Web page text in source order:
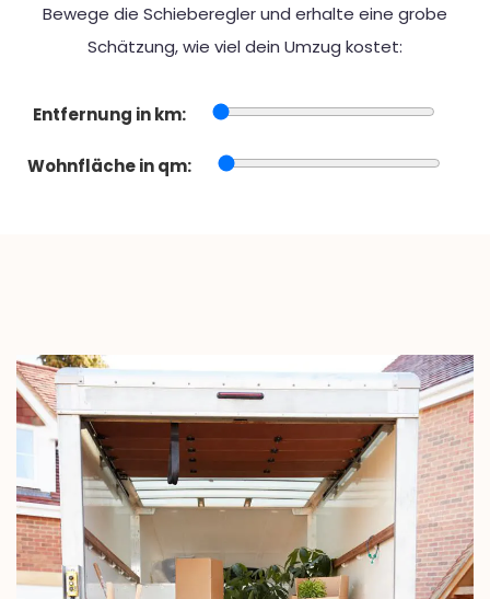
Bewege die Schieberegler und erhalte eine grobe
Schätzung, wie viel dein Umzug kostet:
Entfernung in km:
Wohnfläche in qm: